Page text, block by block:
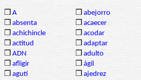
❒ A ❒ abejorro
❒ absenta ❒ acaecer
❒ achichincle ❒ acodar
❒ actitud ❒ adaptar
❒ ADN ❒ adulto
❒ afligir ❒ ágil
❒ agutí ❒ ajedrez